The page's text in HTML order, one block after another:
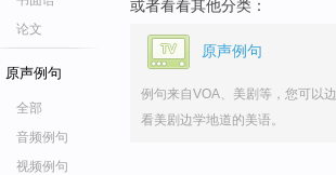
论文
原声例句
全部
音频例句
视频例句
或者看看其他分类：
原声例句
例句来自VOA、美剧等，您可以边
看美剧边学地道的美语。